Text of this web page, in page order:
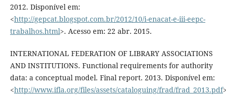
2012. Disponível em:
<http://gepcat.blogspot.com.br/2012/10/i-enacat-e-iii-eepc-
trabalhos.html>. Acesso em: 22 abr. 2015.
INTERNATIONAL FEDERATION OF LIBRARY ASSOCIATIONS
AND INSTITUTIONS. Functional requirements for authority
data: a conceptual model. Final report. 2013. Disponível em:
<http://www.ifla.org/files/assets/cataloguing/frad/frad_2013.pdf